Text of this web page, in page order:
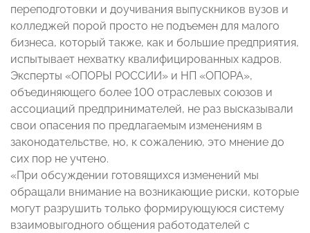
переподготовки и доучивания выпускников вузов и
колледжей порой просто не подъемен для малого
бизнеса, который также, как и большие предприятия,
испытывает нехватку квалифицированных кадров.
Эксперты «ОПОРЫ РОССИИ» и НП «ОПОРА»,
объединяющего более 100 отраслевых союзов и
ассоциаций предпринимателей, не раз высказывали
свои опасения по предлагаемым изменениям в
законодательстве, но, к сожалению, это мнение до
сих пор не учтено.
«При обсуждении готовящихся изменений мы
обращали внимание на возникающие риски, которые
могут разрушить только формирующуюся систему
взаимовыгодного общения работодателей с